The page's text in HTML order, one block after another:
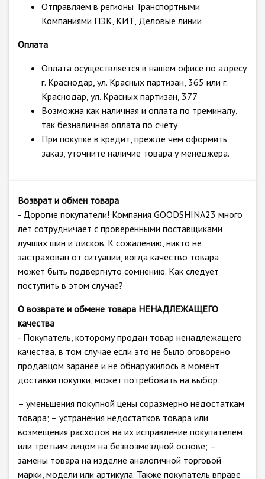
Отправляем в регионы Транспортными
Компаниями ПЭК, КИТ, Деловые линии
Оплата
Оплата осуществляется в нашем офисе по адресу
г. Краснодар, ул. Красных партизан, 365 или г.
Краснодар, ул. Красных партизан, 377
Возможна как наличная и оплата по треминалу,
так безналичная оплата по счёту
При покупке в кредит, прежде чем оформить
заказ, уточните наличие товара у менеджера.
Возврат и обмен товара
- Дорогие покупатели! Компания GOODSHINA23 много
лет сотрудничает с проверенными поставщиками
лучших шин и дисков. К сожалению, никто не
застрахован от ситуации, когда качество товара
может быть подвергнуто сомнению. Как следует
поступить в этом случае?
О возврате и обмене товара НЕНАДЛЕЖАЩЕГО
качества
- Покупатель, которому продан товар ненадлежащего
качества, в том случае если это не было оговорено
продавцом заранее и не обнаружилось в момент
доставки покупки, может потребовать на выбор:
– уменьшения покупной цены соразмерно недостаткам
товара; – устранения недостатков товара или
возмещения расходов на их исправление покупателем
или третьим лицом на безвозмездной основе; –
замены товара на изделие аналогичной торговой
марки, модели или артикула. Также покупатель вправе